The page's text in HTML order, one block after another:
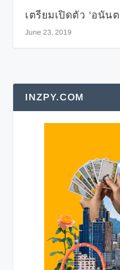
เตรียมเปิดตัว ‘อนัน
June 23, 2019
INZPY.COM